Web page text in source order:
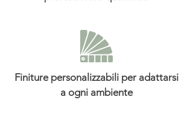
Finiture personalizzabili per adattarsi
a ogni ambiente